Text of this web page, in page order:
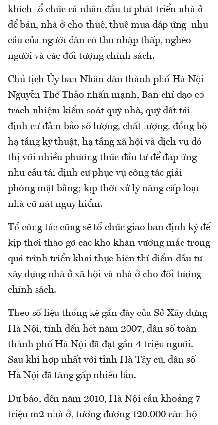
khích tổ chức cá nhân đầu tư phát triển nhà ở
để bán, nhà ở cho thuê, thuê mua đáp ứng nhu
cầu của người dân có thu nhập thấp, nghèo
người và các đối tượng chính sách.
Chủ tịch Ủy ban Nhân dân thành phố Hà Nội
Nguyễn Thế Thảo nhấn mạnh, Ban chỉ đạo có
trách nhiệm kiểm soát quỹ nhà, quỹ đất tái
định cư đảm bảo số lượng, chất lượng, đồng bộ
hạ tầng kỹ thuật, hạ tầng xã hội và dịch vụ đô
thị với nhiều phương thức đầu tư để đáp ứng
nhu cầu tái định cư phục vụ công tác giải
phóng mặt bằng; kịp thời xử lý nâng cấp loại
nhà cũ nát nguy hiểm.
Tổ công tác cũng sẽ tổ chức giao ban định kỳ để
kịp thời tháo gỡ các khó khăn vướng mắc trong
quá trình triển khai thực hiện thí điểm đầu tư
xây dựng nhà ở xã hội và nhà ở cho đối tượng
chính sách.
Theo số liệu thống kê gần đây của Sở Xây dựng
Hà Nội, tính đến hết năm 2007, dân số toàn
thành phố Hà Nội đã đạt gần 4 triệu người.
Sau khi hợp nhất với tỉnh Hà Tây cũ, dân số
Hà Nội đã tăng gấp nhiều lần.
Dự báo, đến năm 2010, Hà Nội cần khoảng 7
triệu m2 nhà ở, tương đương 120.000 căn hộ